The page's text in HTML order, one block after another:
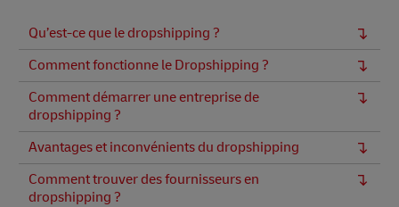
Qu’est-ce que le dropshipping ?
Comment fonctionne le Dropshipping ?
Comment démarrer une entreprise de
dropshipping ?
Avantages et inconvénients du dropshipping
Comment trouver des fournisseurs en
dropshipping ?